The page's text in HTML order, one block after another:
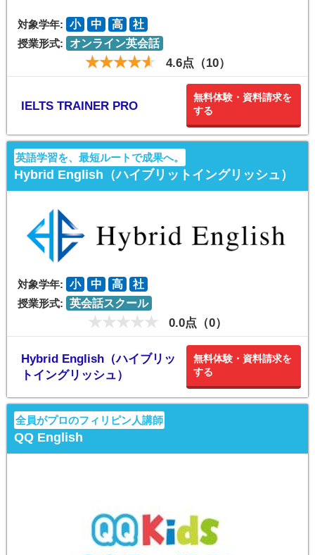
対象学年: 小 中 高
社
授業形式:
オンライン英会話
4.6点（10）
IELTS TRAINER PRO
無料体験・資料請求を
する
英語学習を、最短ルートで成果へ。
Hybrid English（ハイブリットイングリッシュ）
対象学年: 小 中 高
社
授業形式: 英会話スクール
0.0点（0）
Hybrid English（ハイブリッ
トイングリッシュ）
無料体験・資料請求を
する
全員がプロのフィリピン人講師
QQ English